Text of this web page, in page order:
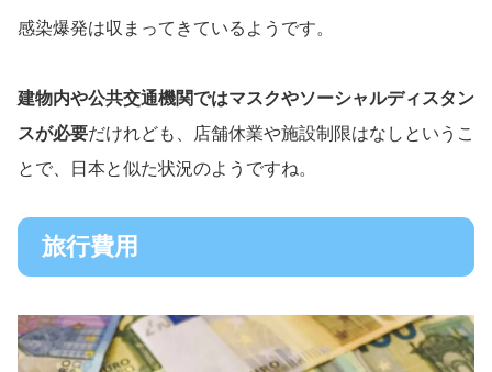
感染爆発は収まってきているようです。
建物内や公共交通機関ではマスクやソーシャルディスタン
スが必要だけれども、店舗休業や施設制限はなしというこ
とで、日本と似た状況のようですね。
旅行費用